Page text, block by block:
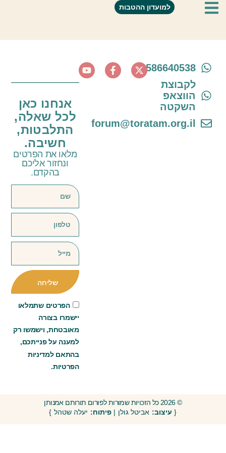
למועדון ההטבות
רינת תורגמן צלמת
0586640538
לקבוצת
הווצאפ
השקטה
forum@toratam.org.il
אנחנו כאן
לכל שאלה,
התלבטות,
חשיבה.
מלאו את הפרטים
ונחזור אליכם
בהקדם.
הפרטים שתמלאו
יישמרו בצורה
מאובטחת, וישמשו רק
למענה על פנייתכם,
בהתאם למדיניות
הפרטיות.
שליחה
© 2026 כל הזכויות שמורות לפורום תורותם אמנותן
{ עיצוב: אביטל גולן | פיתוח: יעלה שטהל }